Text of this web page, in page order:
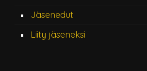
Jäsenedut
Liity jäseneksi